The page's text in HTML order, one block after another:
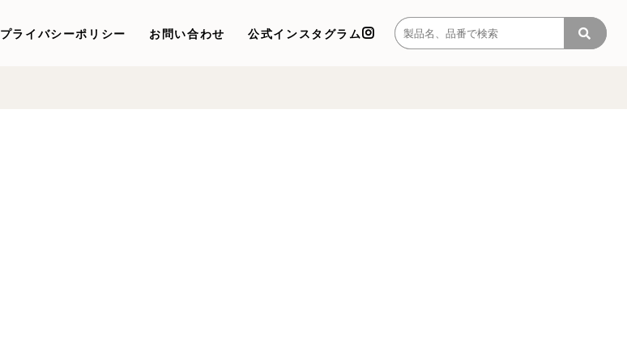
プライバシーポリシー お問い合わせ 公式インスタグラム